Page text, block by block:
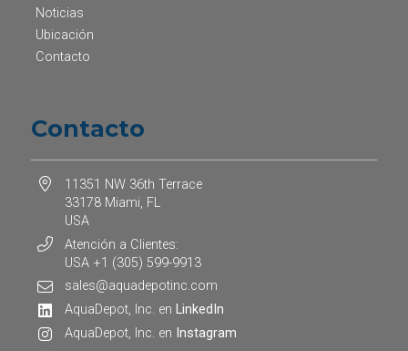
Noticias
Ubicación
Contacto
Contacto
11351 NW 36th Terrace
33178 Miami, FL
USA
Atención a Clientes:
USA +1 (305) 599-9913
sales@aquadepotinc.com
AquaDepot, Inc. en LinkedIn
AquaDepot, Inc. en Instagram